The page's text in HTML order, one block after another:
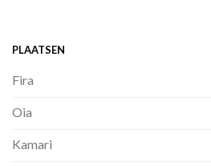
PLAATSEN
Fira
Oia
Kamari